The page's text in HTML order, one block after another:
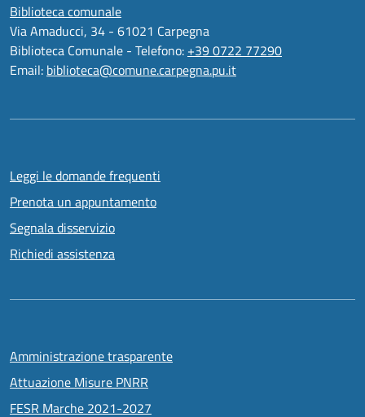
Biblioteca comunale
Via Amaducci, 34 - 61021 Carpegna
Biblioteca Comunale - Telefono: +39 0722 77290
Email: biblioteca@comune.carpegna.pu.it
Leggi le domande frequenti
Prenota un appuntamento
Segnala disservizio
Richiedi assistenza
Amministrazione trasparente
Attuazione Misure PNRR
FESR Marche 2021-2027